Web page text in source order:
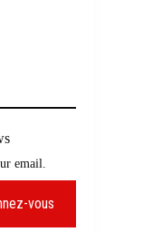
email.
vous